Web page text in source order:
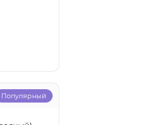
Популярный